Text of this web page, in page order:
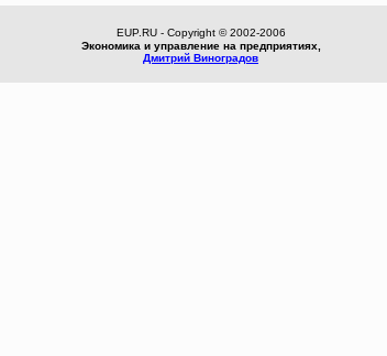
EUP.RU - Copyright © 2002-2006
Экономика и управление на предприятиях,
Дмитрий Виноградов